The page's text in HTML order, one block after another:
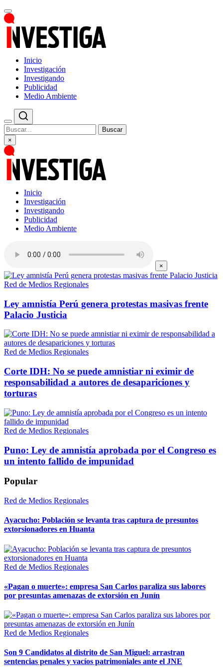
Inicio
Investigación
Investigando
Publicidad
Medio Ambiente
Buscar
×
Inicio
Investigación
Investigando
Publicidad
Medio Ambiente
×
Red de Medios Regionales
Ley amnistía Perú genera protestas masivas frente
Palacio Justicia
Red de Medios Regionales
Corte IDH: No se puede amnistiar ni eximir de
responsabilidad a autores de desapariciones y
torturas
Red de Medios Regionales
Puno: Ley de amnistía aprobada por el Congreso es
un intento fallido de impunidad
Popular
Red de Medios Regionales
Ayacucho: Población se levanta tras captura de presuntos
extorsionadores en Huanta
Red de Medios Regionales
«Pagan o muerte»: empresa San Carlos paraliza sus labores
por presuntas amenazas de extorsión en Junín
Red de Medios Regionales
Son 9 Candidatos al distrito de San Miguel: arrastran
sentencias penales y vacíos patrimoniales ante el JNE